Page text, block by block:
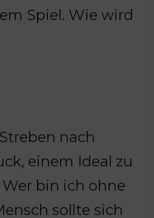
Spiel. Wie wird
nach
einem Ideal zu
bin ich ohne
sollte sich